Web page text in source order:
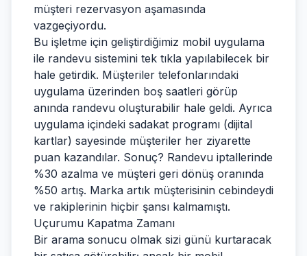
müşteri rezervasyon aşamasında
vazgeçiyordu.
Bu işletme için geliştirdiğimiz mobil uygulama
ile randevu sistemini tek tıkla yapılabilecek bir
hale getirdik. Müşteriler telefonlarındaki
uygulama üzerinden boş saatleri görüp
anında randevu oluşturabilir hale geldi. Ayrıca
uygulama içindeki sadakat programı (dijital
kartlar) sayesinde müşteriler her ziyarette
puan kazandılar. Sonuç? Randevu iptallerinde
%30 azalma ve müşteri geri dönüş oranında
%50 artış. Marka artık müşterisinin cebindeydi
ve rakiplerinin hiçbir şansı kalmamıştı.
Uçurumu Kapatma Zamanı
Bir arama sonucu olmak sizi günü kurtaracak